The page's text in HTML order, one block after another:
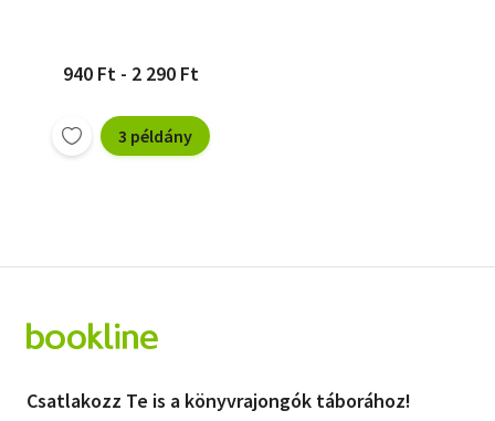
940 Ft - 2 290 Ft
3 példány
Csatlakozz Te is a könyvrajongók táborához!